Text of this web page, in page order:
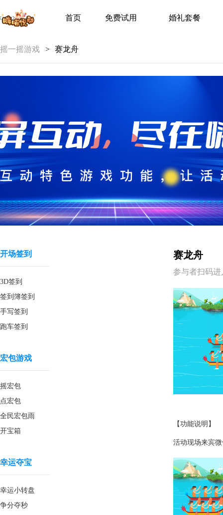
首页 免费试用 婚礼套餐
摇一摇游戏 > 赛龙舟
开场签到
3D签到
签到簿签到
手写签到
跑车签到
宏包游戏
摇宏包
点宏包
全民宏包雨
开宝箱
幸运夺宝
幸运小转盘
争分夺秒
赛龙舟
参与者扫码
【功能说明】
活动现场来宾